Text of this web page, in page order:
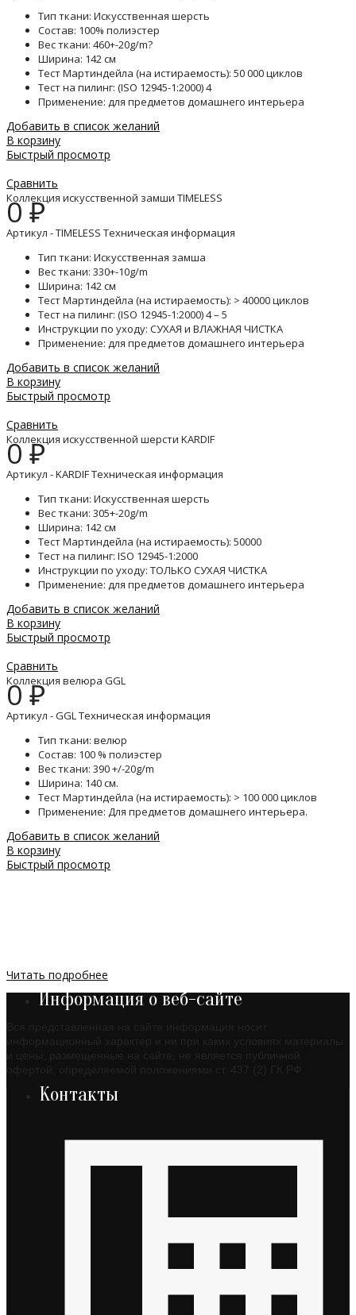
Тип ткани: Искусственная шерсть
Состав: 100% полиэстер
Вес ткани: 460+-20g/m?
Ширина: 142 см
Тест Мартиндейла (на истираемость): 50 000 циклов
Тест на пилинг: (ISO 12945-1:2000) 4
Применение: для предметов домашнего интерьера
Добавить в список желаний
В корзину
Быстрый просмотр
Сравнить
Коллекция искусственной замши TIMELESS
0₽
Артикул - TIMELESS Техническая информация
Тип ткани: Искусственная замша
Вес ткани: 330+-10g/m
Ширина: 142 см
Тест Мартиндейла (на истираемость): > 40000 циклов
Тест на пилинг: (ISO 12945-1:2000) 4 – 5
Инструкции по уходу: СУХАЯ и ВЛАЖНАЯ ЧИСТКА
Применение: для предметов домашнего интерьера
Добавить в список желаний
В корзину
Быстрый просмотр
Сравнить
Коллекция искусственной шерсти KARDIF
0₽
Артикул - KARDIF Техническая информация
Тип ткани: Искусственная шерсть
Вес ткани: 305+-20g/m
Ширина: 142 см
Тест Мартиндейла (на истираемость): 50000
Тест на пилинг: ISO 12945-1:2000
Инструкции по уходу: ТОЛЬКО СУХАЯ ЧИСТКА
Применение: для предметов домашнего интерьера
Добавить в список желаний
В корзину
Быстрый просмотр
Сравнить
Коллекция велюра GGL
0₽
Артикул - GGL Техническая информация
Тип ткани: велюр
Состав: 100 % полиэстер
Вес ткани: 390 +/-20g/m
Ширина: 140 см.
Тест Мартиндейла (на истираемость): > 100 000 циклов
Применение: Для предметов домашнего интерьера.
Добавить в список желаний
В корзину
Быстрый просмотр
Читать подробнее
Информация о веб-сайте
Контакты